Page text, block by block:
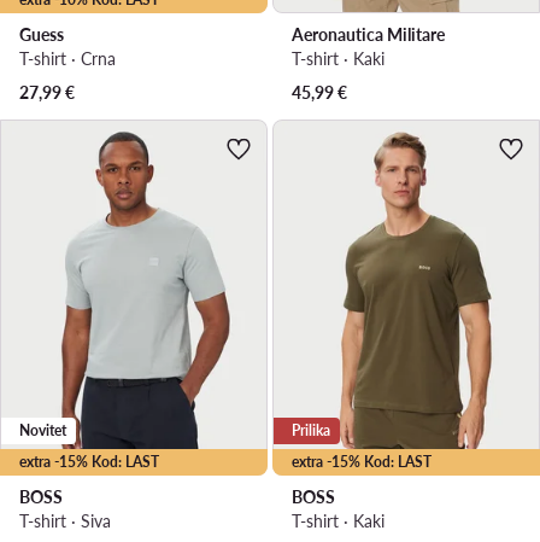
Guess
T-shirt · Crna
27,99€
Aeronautica Militare
T-shirt · Kaki
45,99€
extra -15% Kod: LAST
Novitet
BOSS
T-shirt · Siva
extra -15% Kod: LAST
Prilika
BOSS
T-shirt · Kaki